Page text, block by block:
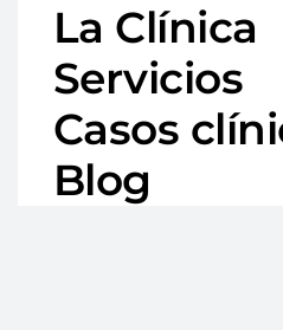
La Clínica
Servicios
Casos
Blog